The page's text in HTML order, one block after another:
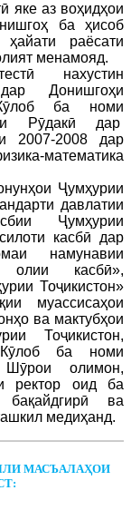
яке аз воҳидҳои
ба ҳисоб
раёсати
менамояд.
нахустин
Донишгоҳи
ба номи
Рӯдакӣ дар
2007-2008 дар
математика
Ҷумҳурии
давлатии
Ҷумҳурии
касбӣ дар
намунавии
олии касбӣ»,
Тоҷикистон»
муассисаҳои
ва мактубҳои
Тоҷикистон,
ба номи
Шӯрои олимон,
ректор оид ба
ва
медиҳанд.
МАСЪАЛАҲОИ